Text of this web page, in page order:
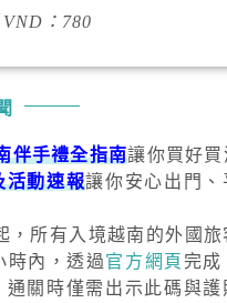
：780
伴手禮全指南讓你買好買
活動速報讓你安心出門、
，所有入境越南的外國旅
時內，透過官方網頁 完成
通關時僅需出示此碼與護